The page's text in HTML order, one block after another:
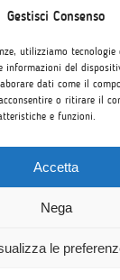
Gestisci Consenso
utilizziamo tecnologie
informazioni del
dati come il
o ritirare il
e funzioni.
Accetta
Nega
le